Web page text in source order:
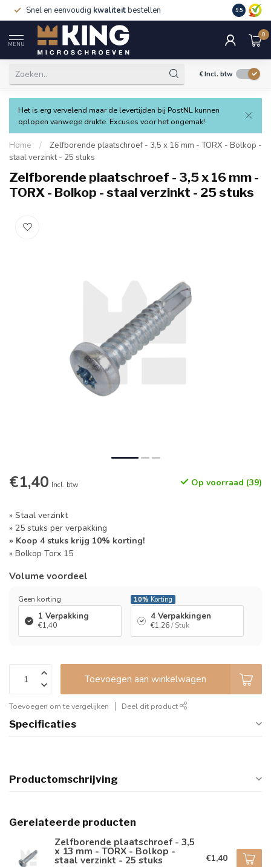
Snel en eenvoudig kwaliteitbestellen 9.5
MENU
0
€Incl. btw
Het is erg vervelend maar de levertijden bij PostNL kunnen
oplopen vanwege drukte. Excuses voor het ongemak!
Home /
Zelfborende plaatschroef - 3,5 x 16 mm - TORX - Bolkop -
staal verzinkt - 25 stuks
Zelfborende plaatschroef - 3,5 x 16 mm -
TORX - Bolkop - staal verzinkt - 25 stuks
€1,40 Incl. btw Op voorraad (39)
» Staal verzinkt
» 25 stuks per verpakking
» Koop 4 stuks krijg 10% korting!
» Bolkop Torx 15
Volume voordeel
Geen korting
1 Verpakking
€1,40
10% Korting
4 Verpakkingen
€1,26/ Stuk
Toevoegen aan winkelwagen
Toevoegen om te vergelijken Deel dit product
Specificaties
Productomschrijving
Gerelateerde producten
Zelfborende plaatschroef - 3,5
x 13 mm - TORX - Bolkop -
staal verzinkt - 25 stuks €1,40